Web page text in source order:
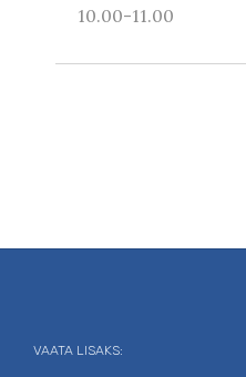
10.00-11.00
VAATA LISAKS: